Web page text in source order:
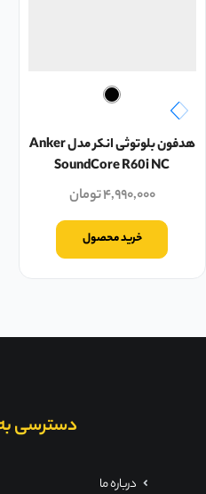
هدفون بلوتوثی انکر مدل Anker
SoundCore R60i NC
۴,۹۹۰,۰۰۰تومان
خرید محصول
دسترسی
درباره ما